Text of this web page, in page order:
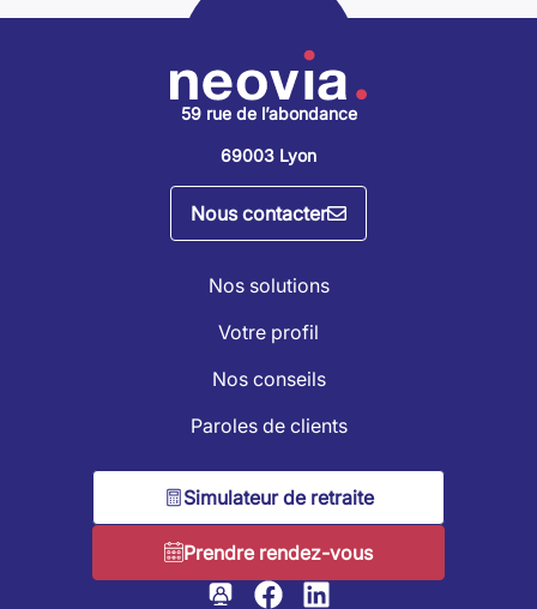
59 rue de l’abondance
69003 Lyon
Nous contacter
Nos solutions
Votre profil
Nos conseils
Paroles de clients
Simulateur de retraite
Prendre rendez-vous